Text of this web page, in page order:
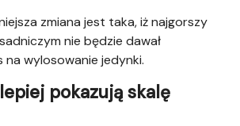
zmiana jest taka, iż najgorszy
nie będzie dawał
na wylosowanie jedynki.
pokazują skalę